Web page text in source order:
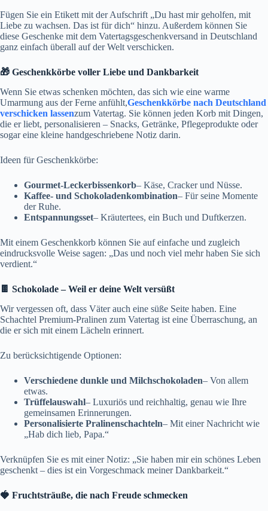
Fügen Sie ein Etikett mit der Aufschrift „Du hast mir geholfen, mit
Liebe zu wachsen. Das ist für dich“ hinzu. Außerdem können Sie
diese Geschenke mit dem Vatertagsgeschenkversand in Deutschland
ganz einfach überall auf der Welt verschicken.
🎁 Geschenkkörbe voller Liebe und Dankbarkeit
Wenn Sie etwas schenken möchten, das sich wie eine warme
Umarmung aus der Ferne anfühlt,Geschenkkörbe nach Deutschland
verschicken lassenzum Vatertag. Sie können jeden Korb mit Dingen,
die er liebt, personalisieren – Snacks, Getränke, Pflegeprodukte oder
sogar eine kleine handgeschriebene Notiz darin.
Ideen für Geschenkkörbe:
Gourmet-Leckerbissenkorb– Käse, Cracker und Nüsse.
Kaffee- und Schokoladenkombination– Für seine Momente
der Ruhe.
Entspannungsset– Kräutertees, ein Buch und Duftkerzen.
Mit einem Geschenkkorb können Sie auf einfache und zugleich
eindrucksvolle Weise sagen: „Das und noch viel mehr haben Sie sich
verdient.“
🍫 Schokolade – Weil er deine Welt versüßt
Wir vergessen oft, dass Väter auch eine süße Seite haben. Eine
Schachtel Premium-Pralinen zum Vatertag ist eine Überraschung, an
die er sich mit einem Lächeln erinnert.
Zu berücksichtigende Optionen:
Verschiedene dunkle und Milchschokoladen– Von allem
etwas.
Trüffelauswahl– Luxuriös und reichhaltig, genau wie Ihre
gemeinsamen Erinnerungen.
Personalisierte Pralinenschachteln– Mit einer Nachricht wie
„Hab dich lieb, Papa.“
Verknüpfen Sie es mit einer Notiz: „Sie haben mir ein schönes Leben
geschenkt – dies ist ein Vorgeschmack meiner Dankbarkeit.“
🍓 Fruchtsträuße, die nach Freude schmecken